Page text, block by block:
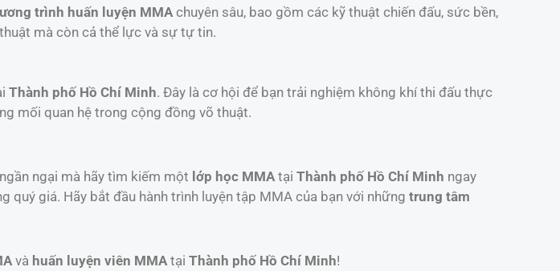
trình huấn luyện MMA chuyên sâu, bao gồm các kỹ thuật chiến đấu, sức bền,
mà còn cả thể lực và sự tự tin.
Thành phố Hồ Chí Minh. Đây là cơ hội để bạn trải nghiệm không khí thi đấu thực
mối quan hệ trong cộng đồng võ thuật.
ngại mà hãy tìm kiếm một lớp học MMA tại Thành phố Hồ Chí Minh ngay
quý giá. Hãy bắt đầu hành trình luyện tập MMA của bạn với những trung tâm
và huấn luyện viên MMA tại Thành phố Hồ Chí Minh!